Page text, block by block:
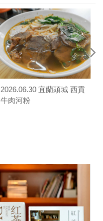
2026.06.30 宜蘭頭城 西貢
牛肉河粉